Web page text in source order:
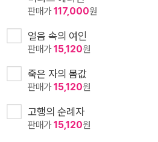
판매가117,000원
얼음 속의 여인
판매가15,120원
죽은 자의 몸값
판매가15,120원
고행의 순례자
판매가15,120원